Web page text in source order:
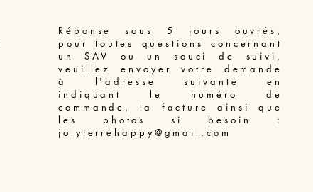
Réponse sous 5 jours ouvrés,
pour toutes questions concernant
un SAV ou un souci de suivi,
veuillez envoyer votre demande
à l'adresse suivante en
indiquant le numéro de
commande, la facture ainsi que
les photos si besoin :
jolyterrehappy@gmail.com